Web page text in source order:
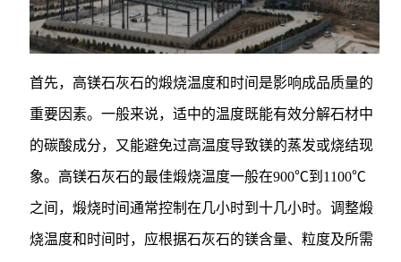
首先，高镁石灰石的煅烧温度和时间是影响成品质量的
重要因素。一般来说，适中的温度既能有效分解石材中
的碳酸成分，又能避免过高温度导致镁的蒸发或烧结现
象。高镁石灰石的最佳煅烧温度一般在900℃到1100℃
之间，煅烧时间通常控制在几小时到十几小时。调整煅
烧温度和时间时，应根据石灰石的镁含量、粒度及所需